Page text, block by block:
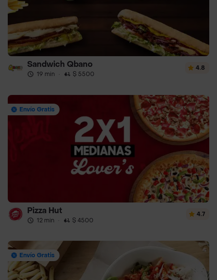
Sandwich Qbano
19 min · $ 5500
4.8
Envío Gratis
Pizza Hut
12 min · $ 4500
4.7
Envío Gratis